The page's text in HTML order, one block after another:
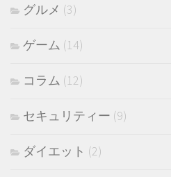
グルメ (3)
ゲーム (14)
コラム (12)
セキュリティー (9)
ダイエット (2)